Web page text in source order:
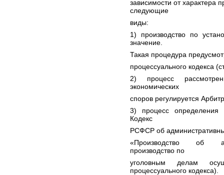
зависимости от характера
следующие
виды:
1) производство по
значение.
Такая процедура
процессуального кодекса
2) процесс
экономических
споров регулируется
3) процесс определения
Кодекс
РСФСР об
«Производство об
производство по
уголовным делам
процессуального кодекса).